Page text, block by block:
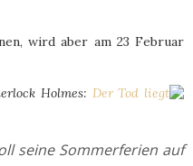
wird aber am 23 Februar
Holmes: Der Tod liegt
seine Sommerferien auf